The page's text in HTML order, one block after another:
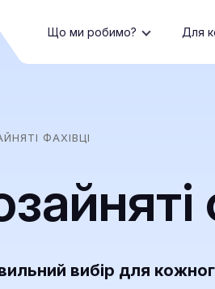
Що ми робимо? Для
ФАХІВЦІ
вибір для